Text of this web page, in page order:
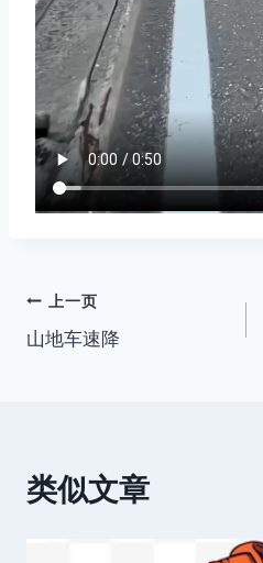
文
章
上一页
山地车速降
类似文章